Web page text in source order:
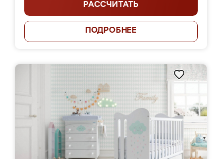
РАССЧИТАТЬ
ПОДРОБНЕЕ